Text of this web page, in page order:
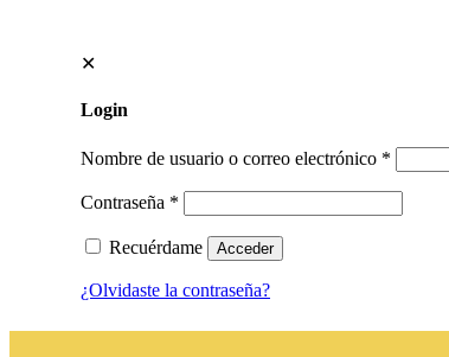
✕
Login
Nombre de usuario o correo electrónico *
Contraseña *
Recuérdame Acceder
¿Olvidaste la contraseña?